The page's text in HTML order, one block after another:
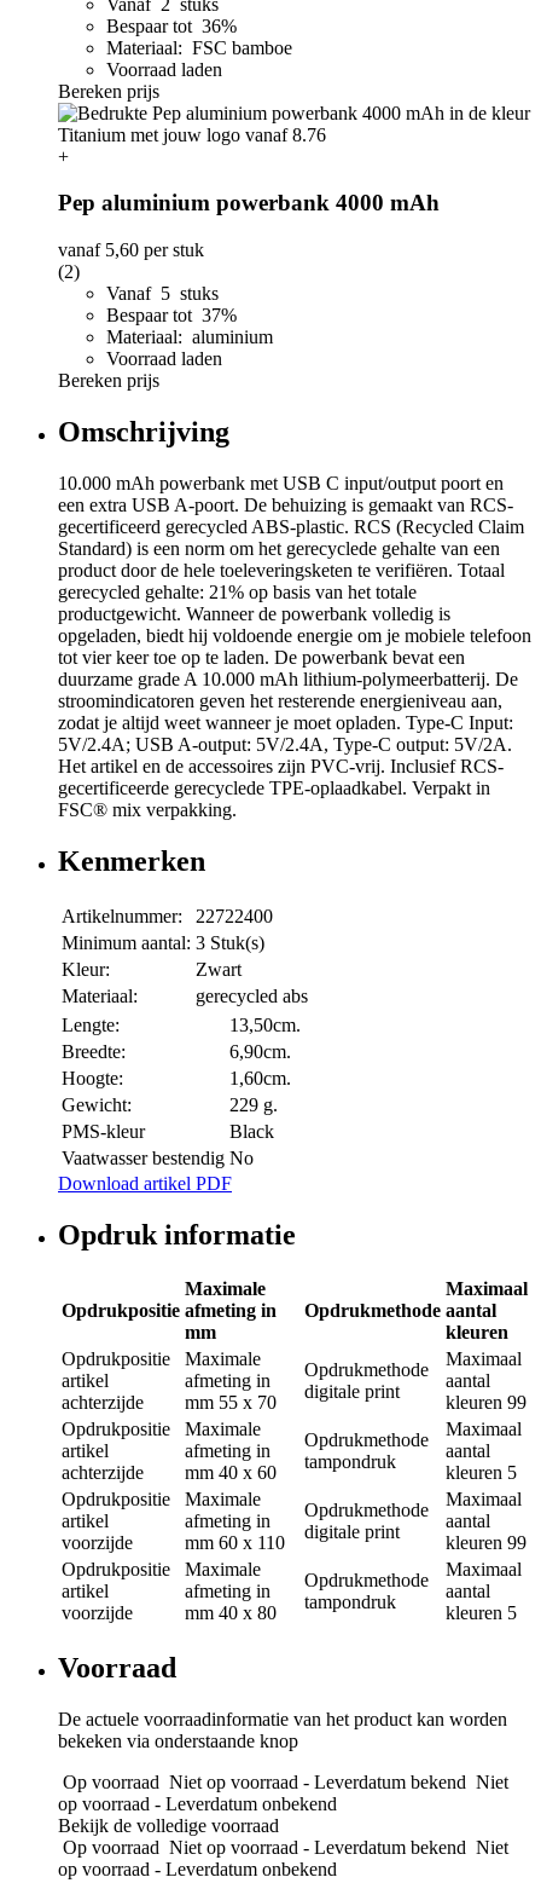
Bespaar tot 36%
Materiaal: FSC bamboe
Voorraad laden
Bereken prijs
+
Pep aluminium powerbank 4000 mAh
vanaf 5,60 per stuk
(2)
Vanaf 5 stuks
Bespaar tot 37%
Materiaal: aluminium
Voorraad laden
Bereken prijs
Omschrijving
10.000 mAh powerbank met USB C input/output poort en
een extra USB A-poort. De behuizing is gemaakt van RCS-
gecertificeerd gerecycled ABS-plastic. RCS (Recycled Claim
Standard) is een norm om het gerecyclede gehalte van een
product door de hele toeleveringsketen te verifiëren. Totaal
gerecycled gehalte: 21% op basis van het totale
productgewicht. Wanneer de powerbank volledig is
opgeladen, biedt hij voldoende energie om je mobiele telefoon
tot vier keer toe op te laden. De powerbank bevat een
duurzame grade A 10.000 mAh lithium-polymeerbatterij. De
stroomindicatoren geven het resterende energieniveau aan,
zodat je altijd weet wanneer je moet opladen. Type-C Input:
5V/2.4A; USB A-output: 5V/2.4A, Type-C output: 5V/2A.
Het artikel en de accessoires zijn PVC-vrij. Inclusief RCS-
gecertificeerde gerecyclede TPE-oplaadkabel. Verpakt in
FSC® mix verpakking.
Kenmerken
Artikelnummer:
22722400
Minimum aantal: 3 Stuk(s)
Kleur:
Zwart
Materiaal:
gerecycled abs
Lengte:
13,50cm.
Breedte:
6,90cm.
Hoogte:
1,60cm.
Gewicht:
229 g.
PMS-kleur
Black
Vaatwasser bestendig No
Download artikel PDF
Opdruk informatie
Opdrukpositie
Maximale
afmeting in
mm
Opdrukmethode
Maximaal
aantal
kleuren
Opdrukpositie
artikel
achterzijde
Maximale
afmeting in
mm 55 x 70
Opdrukmethode
digitale print
Maximaal
aantal
kleuren 99
Opdrukpositie
artikel
achterzijde
Maximale
afmeting in
mm 40 x 60
Opdrukmethode
tampondruk
Maximaal
aantal
kleuren 5
Opdrukpositie
artikel
voorzijde
Maximale
afmeting in
mm 60 x 110
Opdrukmethode
digitale print
Maximaal
aantal
kleuren 99
Opdrukpositie
artikel
voorzijde
Maximale
afmeting in
mm 40 x 80
Opdrukmethode
tampondruk
Maximaal
aantal
kleuren 5
Voorraad
De actuele voorraadinformatie van het product kan worden
bekeken via onderstaande knop
Op voorraad Niet op voorraad - Leverdatum bekend Niet
op voorraad - Leverdatum onbekend
Bekijk de volledige voorraad
Op voorraad Niet op voorraad - Leverdatum bekend Niet
op voorraad - Leverdatum onbekend